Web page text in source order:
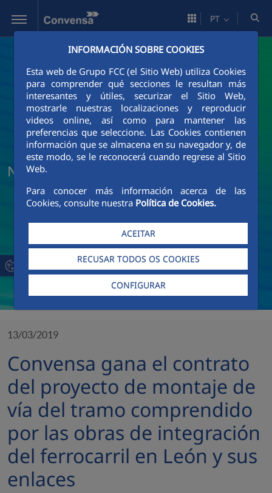
Pular para o Conteúdo principal
INFORMACIÓN SOBRE COOKIES
Esta web de Grupo FCC (el Sitio Web) utiliza Cookies
para comprender qué secciones le resultan más
interesantes y útiles, securizar el Sitio Web,
mostrarle nuestras localizaciones y reproducir
videos online, así como para mantener las
preferencias que seleccione. Las Cookies contienen
información que se almacena en su navegador y, de
este modo, se le reconocerá cuando regrese al Sitio
Web.
Para conocer más información acerca de las
Cookies, consulte nuestra Política de Cookies.
ACEITAR
RECUSAR TODOS OS COOKIES
CONFIGURAR
PT
Notícias e Atualidade da Convensa
13/03/2019
Convensa gana el contrato
del proyecto de montaje de
vía del tramo comprendido
por las obras de integración
del ferrocarril en León y sus
enlaces